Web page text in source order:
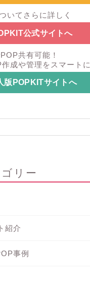
いてさらに詳しく
公式サイトへ
共有可能！
成や管理をスマートに
版POPKITサイトへ
ゴリー
紹介
事例